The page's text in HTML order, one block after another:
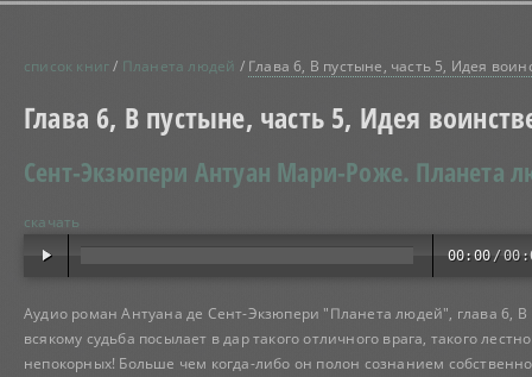
список книг/ Планета людей / Глава 6, В пустыне, часть 5, Идея
Глава 6, В пустыне, часть 5, Идея
Сент-Экзюпери Антуан Мари-Роже. Планета
скачать
00:00 /
Аудио роман Антуана де Сент-Экзюпери "Планета людей", глава 6,
всякому судьба посылает в дар такого отличного врага, такого
непокорных! Больше чем когда-либо он полон сознанием